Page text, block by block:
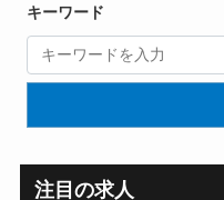
キーワード
注目の求人